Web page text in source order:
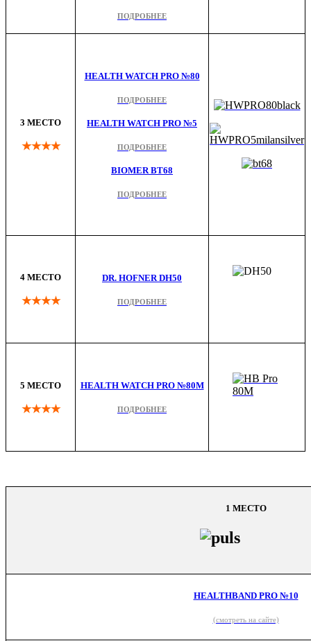
ПОДРОБНЕЕ
3 МЕСТО
★★★★
HEALTH WATCH PRO №80
ПОДРОБНЕЕ
HEALTH WATCH PRO №5
ПОДРОБНЕЕ
BIOMER BT68
ПОДРОБНЕЕ
4 МЕСТО
★★★★
DR. HOFNER DH50
ПОДРОБНЕЕ
5 МЕСТО
★★★★
HEALTH WATCH PRO №80M
ПОДРОБНЕЕ
1 МЕСТО
HEALTHBAND PRO №10
(смотреть на сайте)